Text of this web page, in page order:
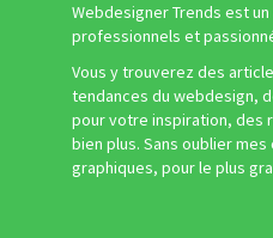
Webdesigner Trends est
professionnels et
Vous y trouverez des
tendances du webdesign,
pour votre inspiration, des
bien plus. Sans oublier
graphiques, pour le plus